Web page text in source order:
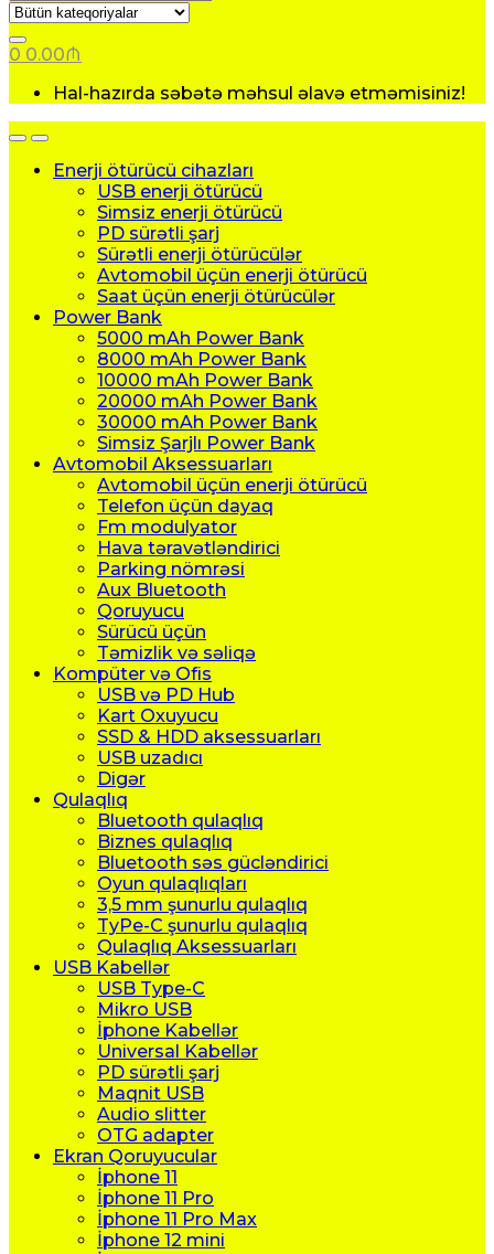
0 0.00₼
Hal-hazırda səbətə məhsul əlavə etməmisiniz!
Enerji ötürücü cihazları
USB enerji ötürücü
Simsiz enerji ötürücü
PD sürətli şarj
Sürətli enerji ötürücülər
Avtomobil üçün enerji ötürücü
Saat üçün enerji ötürücülər
Power Bank
5000 mAh Power Bank
8000 mAh Power Bank
10000 mAh Power Bank
20000 mAh Power Bank
30000 mAh Power Bank
Simsiz Şarjlı Power Bank
Avtomobil Aksessuarları
Avtomobil üçün enerji ötürücü
Telefon üçün dayaq
Fm modulyator
Hava təravətləndirici
Parking nömrəsi
Aux Bluetooth
Qoruyucu
Sürücü üçün
Təmizlik və səliqə
Kompüter və Ofis
USB və PD Hub
Kart Oxuyucu
SSD & HDD aksessuarları
USB uzadıcı
Digər
Qulaqlıq
Bluetooth qulaqlıq
Biznes qulaqlıq
Bluetooth səs gücləndirici
Oyun qulaqlıqları
3,5 mm şunurlu qulaqlıq
TyPe-C şunurlu qulaqlıq
Qulaqlıq Aksessuarları
USB Kabellər
USB Type-C
Mikro USB
İphone Kabellər
Universal Kabellər
PD sürətli şarj
Maqnit USB
Audio slitter
OTG adapter
Ekran Qoruyucular
İphone 11
İphone 11 Pro
İphone 11 Pro Max
İphone 12 mini